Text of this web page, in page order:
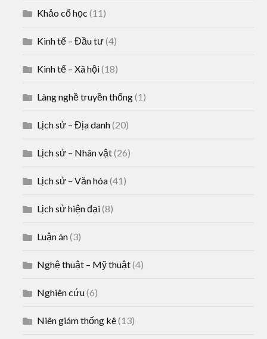
Khảo cổ học (11)
Kinh tế – Đầu tư(4)
Kinh tế – Xã hội(18)
Làng nghề truyền thống(1)
Lịch sử – Địa danh(20)
Lịch sử – Nhân vật(26)
Lịch sử – Văn hóa(41)
Lịch sử hiện đại(8)
Luận án(3)
Nghệ thuật – Mỹ thuật(4)
Nghiên cứu(6)
Niên giám thống kê(13)